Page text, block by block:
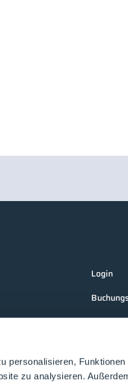
personalisieren,
zu analysieren.
Login